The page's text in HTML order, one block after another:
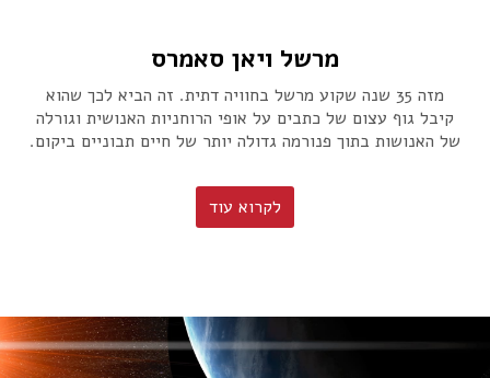
מרשל ויאן סאמרס
מזה 35 שנה שקוע מרשל בחוויה דתית. זה הביא לכך שהוא
קיבל גוף עצום של כתבים על אופי הרוחניות האנושית וגורלה
של האנושות בתוך פנורמה גדולה יותר של חיים תבוניים ביקום.
לקרוא עוד